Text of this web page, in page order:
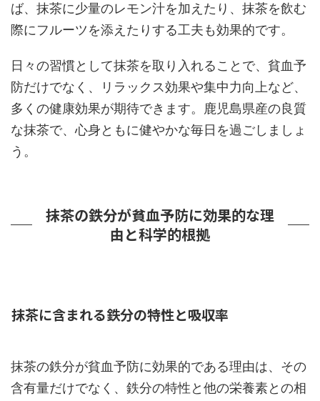
ば、抹茶に少量のレモン汁を加えたり、抹茶を飲む
際にフルーツを添えたりする工夫も効果的です。
日々の習慣として抹茶を取り入れることで、貧血予
防だけでなく、リラックス効果や集中力向上など、
多くの健康効果が期待できます。鹿児島県産の良質
な抹茶で、心身ともに健やかな毎日を過ごしましょ
う。
抹茶の鉄分が貧血予防に効果的な理
由と科学的根拠
抹茶に含まれる鉄分の特性と吸収率
抹茶の鉄分が貧血予防に効果的である理由は、その
含有量だけでなく、鉄分の特性と他の栄養素との相